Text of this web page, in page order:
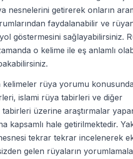
nesnelerini getirerek onların
faydalanabilir ve
göstermesini sağlayabilirsiniz.
o kelime ile eş anlamlı
kelimeler rüya yorumu
islami rüya tabirleri ve diğer
üzerine araştırmalar
kapsamlı hale getirilmektedir.
tekrar tekrar incelenerek
gelen rüyaların